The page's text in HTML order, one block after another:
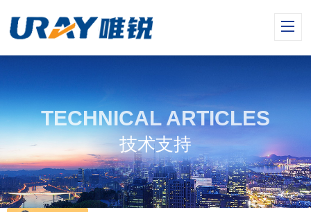
TECHNICAL ARTICLES
技术支持